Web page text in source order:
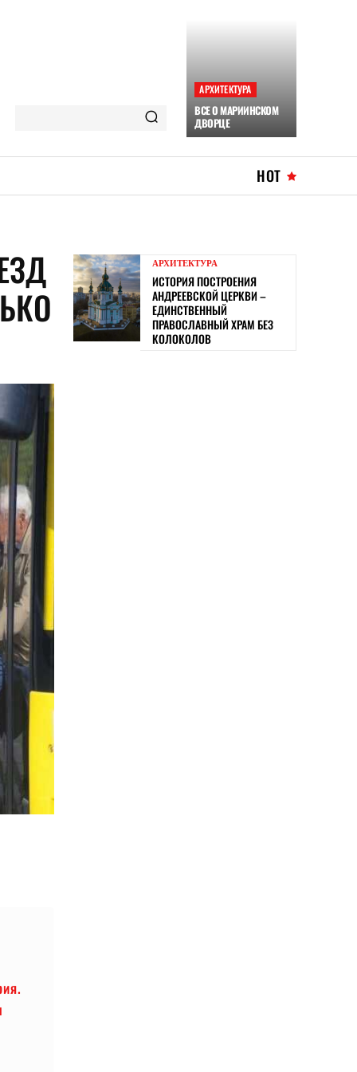
АРХИТЕКТУРА
ВСЕ О МАРИИНСКОМ
ДВОРЦЕ
HOT
АРХИТЕКТУРА
ИСТОРИЯ ПОСТРОЕНИЯ
АНДРЕЕВСКОЙ ЦЕРКВИ –
ЕДИНСТВЕННЫЙ
ПРАВОСЛАВНЫЙ ХРАМ БЕЗ
КОЛОКОЛОВ